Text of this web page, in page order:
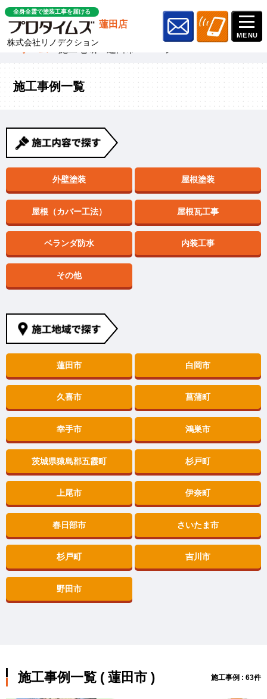
全身全霊で塗装工事を届ける
蓮田店
株式会社リノデクション
ホーム » 施工地域
施工事例一覧
外壁塗装 屋根塗装
屋根（カバー工法） 屋根瓦工事
ベランダ防水 内装工事
その他
蓮田市 白岡市
久喜市 菖蒲町
幸手市 鴻巣市
茨城県猿島郡五霞町 杉戸町
上尾市 伊奈町
春日部市 さいたま市
杉戸町 吉川市
野田市
施工事例一覧 ( 蓮田市 ) 施工事例 : 63件